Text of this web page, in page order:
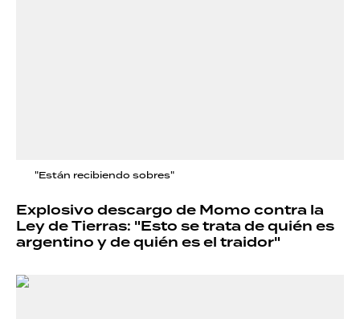
"Están recibiendo sobres"
Explosivo descargo de Momo contra la
Ley de Tierras: "Esto se trata de quién es
argentino y de quién es el traidor"